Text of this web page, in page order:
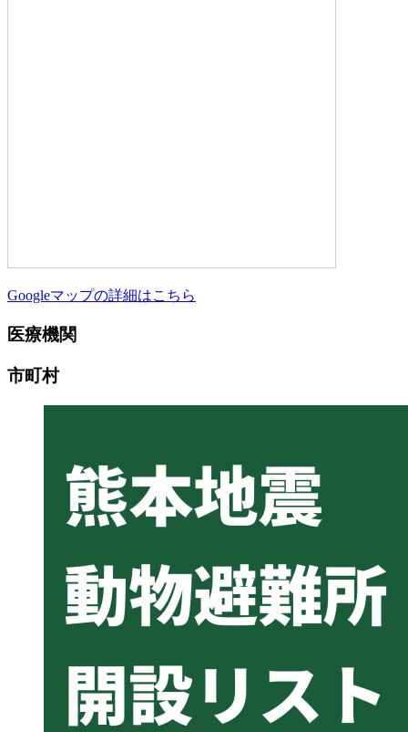
Googleマップの詳細はこちら
医療機関
市町村